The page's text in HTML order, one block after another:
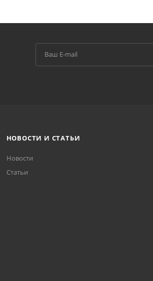
НОВОСТИ И СТАТЬИ
Новости
Статьи